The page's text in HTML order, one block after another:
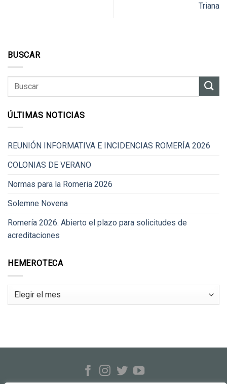
Triana
BUSCAR
ÚLTIMAS NOTICIAS
REUNIÓN INFORMATIVA E INCIDENCIAS ROMERÍA 2026
COLONIAS DE VERANO
Normas para la Romeria 2026
Solemne Novena
Romería 2026. Abierto el plazo para solicitudes de
acreditaciones
HEMEROTECA
Hemeroteca